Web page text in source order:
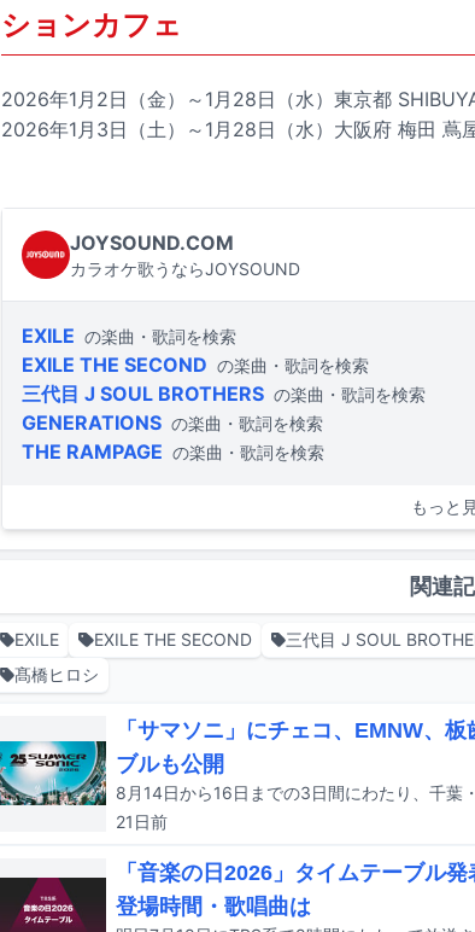
ションカフェ
2026年1月2日（金）～1月28日（水）東京都
2026年1月3日（土）～1月28日（水）大阪府 梅田 蔦
JOYSOUND.COM
カラオケ歌うならJOYSOUND
EXILE の楽曲・歌詞を検索
EXILE THE SECOND の楽曲・歌詞を検索
三代目 J SOUL BROTHERS の楽曲・歌詞を検索
GENERATIONS の楽曲・歌詞を検索
THE RAMPAGE の楽曲・歌詞を検索
もっと
関連
EXILE EXILE THE SECOND 三代目 J SOUL
髙橋ヒロシ
「サマソニ」にチェコ、EMNW、
ブルも公開
21日前
「音楽の日2026」タイムテーブル
登場時間・歌唱曲は